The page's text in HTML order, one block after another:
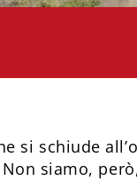
si schiude
siamo,